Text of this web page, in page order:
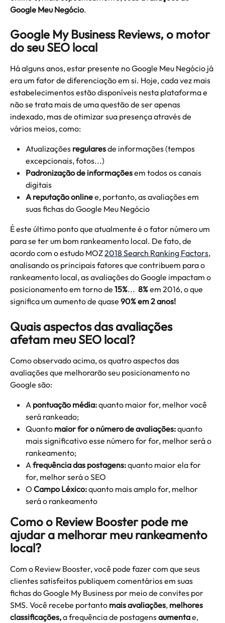
Google Meu Negócio.
Google My Business Reviews, o motor
do seu SEO local
Há alguns anos, estar presente no Google Meu Negócio já
era um fator de diferenciação em si. Hoje, cada vez mais
estabelecimentos estão disponíveis nesta plataforma e
não se trata mais de uma questão de ser apenas
indexado, mas de otimizar sua presença através de
vários meios, como:
Atualizações regulares de informações (tempos
excepcionais, fotos...)
Padronização de informações em todos os canais
digitais
A reputação online e, portanto, as avaliações em
suas fichas do Google Meu Negócio
É este último ponto que atualmente é o fator número um
para se ter um bom rankeamento local. De fato, de
acordo com o estudo MOZ 2018 Search Ranking Factors,
analisando os principais fatores que contribuem para o
rankeamento local, as avaliações do Google impactam o
posicionamento em torno de 15%... 8% em 2016, o que
significa um aumento de quase 90% em 2 anos!
Quais aspectos das avaliações
afetam meu SEO local?
Como observado acima, os quatro aspectos das
avaliações que melhorarão seu posicionamento no
Google são:
A pontuação média: quanto maior for, melhor você
será rankeado;
Quanto maior for o número de avaliações: quanto
mais significativo esse número for for, melhor será o
rankeamento;
A frequência das postagens: quanto maior ela for
for, melhor será o SEO
O Campo Léxico: quanto mais amplo for, melhor
será o rankeamento
Como o Review Booster pode me
ajudar a melhorar meu rankeamento
local?
Com o Review Booster, você pode fazer com que seus
clientes satisfeitos publiquem comentários em suas
fichas do Google My Business por meio de convites por
SMS. Você recebe portanto mais avaliações, melhores
classificações, a frequência de postagens aumenta e,